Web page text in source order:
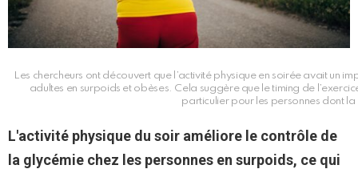
Les chercheurs ont découvert que l’activité physique en soirée avait un
adultes en surpoids et obèses. Cela suggère que le timing de
particulier pour les personnes dont
L'activité physique du soir améliore le contrôle de
la glycémie chez les personnes en surpoids, ce qui